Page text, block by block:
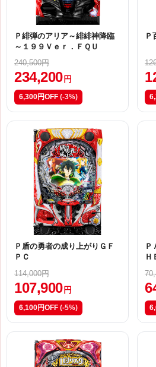
Ｐ緋弾のアリア～緋緋神降臨
～１９９Ｖｅｒ．ＦＱＵ
240,500円
234,200 円
6,300円OFF (-3%)
Ｐ
Ｐ盾の勇者の成り上がりＧＦ
ＰＣ
114,000円
107,900 円
6,100円OFF (-5%)
Ｐ
Ｈ